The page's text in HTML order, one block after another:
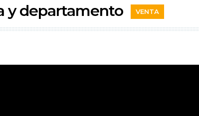
y departamento VENTA